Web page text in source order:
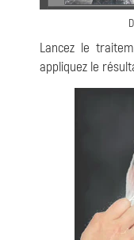
Lancez le
appliquez le